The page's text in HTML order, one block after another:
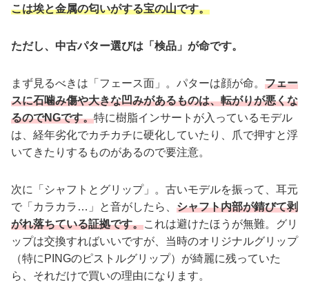
こは埃と金属の匂いがする宝の山です。
ただし、中古パター選びは「検品」が命です。
まず見るべきは「フェース面」。パターは顔が命。 フェー
スに石噛み傷や大きな凹みがあるものは、転がりが悪くな
るのでNGです。特に樹脂インサートが入っているモデル
は、経年劣化でカチカチに硬化していたり、爪で押すと浮
いてきたりするものがあるので要注意。
次に「シャフトとグリップ」。古いモデルを振って、耳元
で「カラカラ…」と音がしたら、 シャフト内部が錆びて剥
がれ落ちている証拠です。これは避けたほうが無難。グリ
ップは交換すればいいですが、当時のオリジナルグリップ
（特にPINGのピストルグリップ）が綺麗に残っていた
ら、それだけで買いの理由になります。